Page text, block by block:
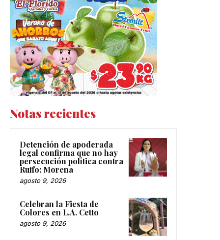
Notas recientes
Detención de apoderada
legal confirma que no hay
persecución política contra
Ruffo: Morena
agosto 9, 2026
Celebran la Fiesta de
Colores en L.A. Cetto
agosto 9, 2026